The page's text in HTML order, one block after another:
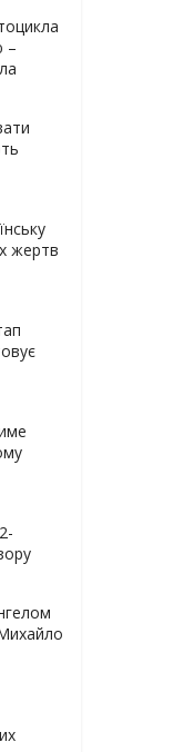
–
жертв